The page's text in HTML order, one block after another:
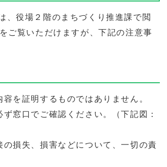
、役場２階のまちづくり推進課で閲
ご覧いただけますが、下記の注意事
を証明するものではありません。
窓口でご確認ください。（下記図：
損失、損害などについて、一切の責